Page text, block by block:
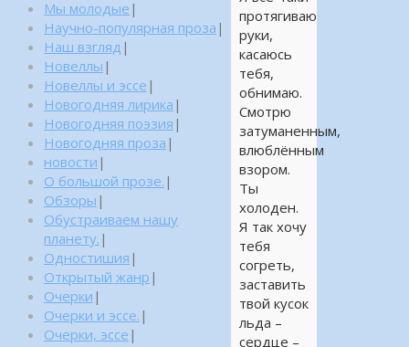
протягиваю
руки,
касаюсь
тебя,
обнимаю.
Смотрю
затуманенным,
влюблённым
взором.
Ты
холоден.
Я так хочу
тебя
согреть,
заставить
твой кусок
льда –
сердце –
Мы молодые |
Научно-популярная проза |
Наш взгляд |
Новеллы |
Новеллы и эссе |
Новогодняя лирика |
Новогодняя поэзия |
Новогодняя проза |
новости |
О большой прозе. |
Обзоры |
Обустраиваем нашу
планету. |
Одностишия |
Открытый жанр |
Очерки |
Очерки и эссе. |
Очерки, эссе |